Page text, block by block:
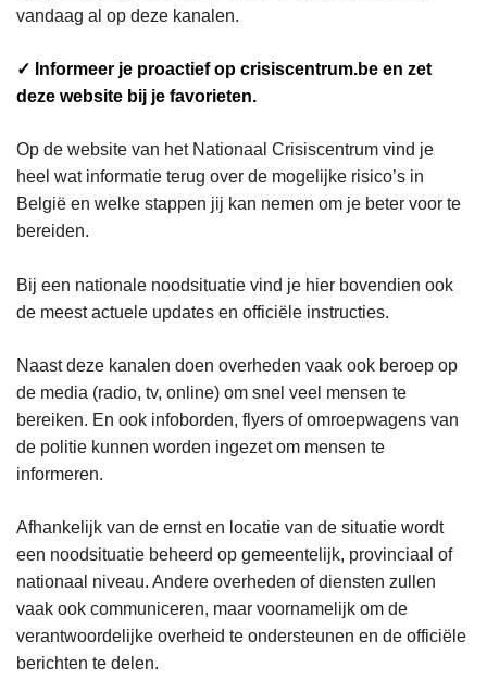
vandaag al op deze kanalen.
✓ Informeer je proactief op crisiscentrum.be en zet
deze website bij je favorieten.
Op de website van het Nationaal Crisiscentrum vind je
heel wat informatie terug over de mogelijke risico’s in
België en welke stappen jij kan nemen om je beter voor te
bereiden.
Bij een nationale noodsituatie vind je hier bovendien ook
de meest actuele updates en officiële instructies.
Naast deze kanalen doen overheden vaak ook beroep op
de media (radio, tv, online) om snel veel mensen te
bereiken. En ook infoborden, flyers of omroepwagens van
de politie kunnen worden ingezet om mensen te
informeren.
Afhankelijk van de ernst en locatie van de situatie wordt
een noodsituatie beheerd op gemeentelijk, provinciaal of
nationaal niveau. Andere overheden of diensten zullen
vaak ook communiceren, maar voornamelijk om de
verantwoordelijke overheid te ondersteunen en de officiële
berichten te delen.